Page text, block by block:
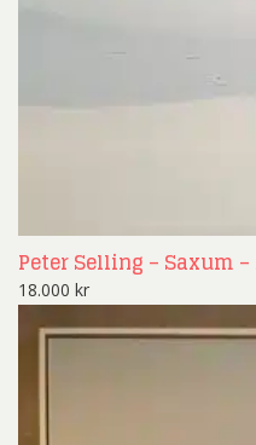
Peter Selling – Saxum
18.000 kr